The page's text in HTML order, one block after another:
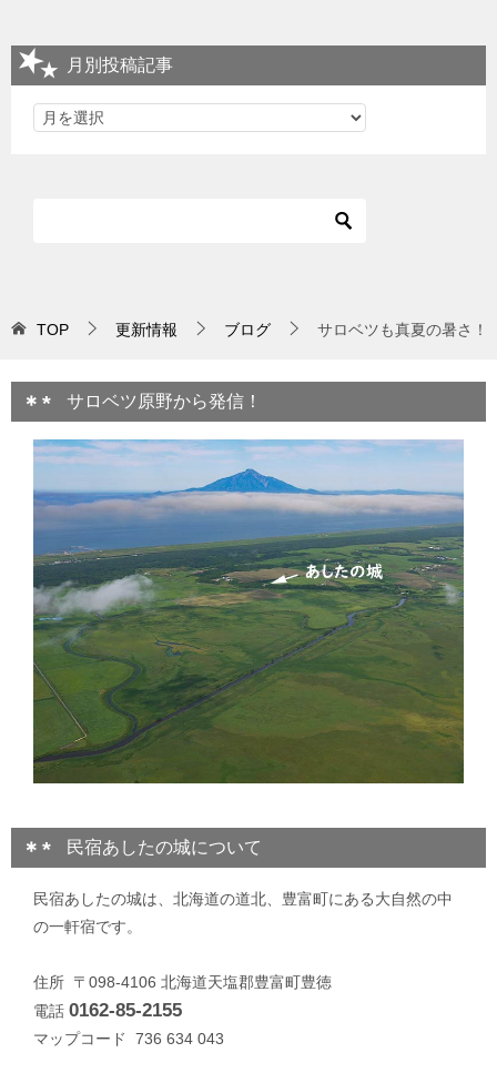
月別投稿記事
TOP 更新情報 ブログ サロベツも真夏の暑さ！
サロベツ原野から発信！
民宿あしたの城について
民宿あしたの城は、北海道の道北、豊富町にある大自然の中
の一軒宿です。
住所 〒098-4106 北海道天塩郡豊富町豊徳
電話 0162-85-2155
マップコード 736 634 043